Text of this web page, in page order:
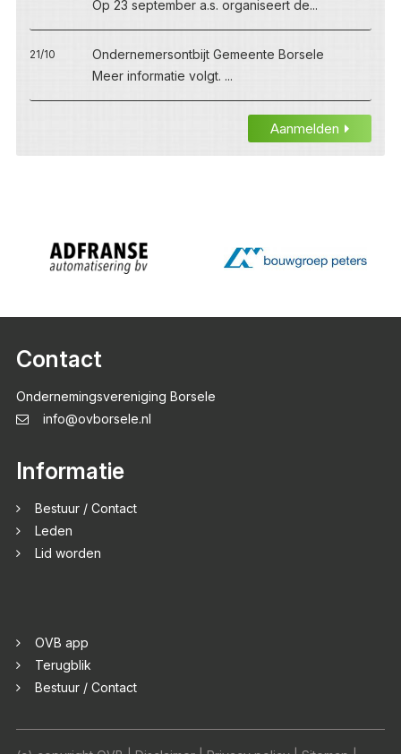
Op 23 september a.s. organiseert de...
21/10
Ondernemersontbijt Gemeente Borsele
Meer informatie volgt. ...
Aanmelden
Contact
Ondernemingsvereniging Borsele
info@ovborsele.nl
Informatie
Bestuur / Contact
Leden
Lid worden
OVB app
Terugblik
Bestuur / Contact